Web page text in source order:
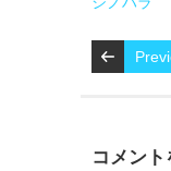
コメント